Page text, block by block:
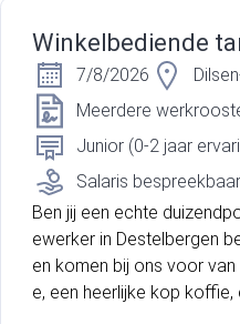
Winkelbediende
7/8/2026
Meerdere
Junior (0-2 jaar
Salaris bespreekbaar
Ben jij een echte
ewerker in Destelbergen
en komen bij ons voor
e, een heerlijke kop